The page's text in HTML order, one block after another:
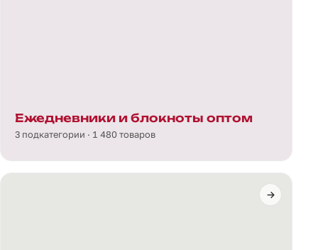
Ежедневники и блокноты оптом
3 подкатегории · 1 480 товаров